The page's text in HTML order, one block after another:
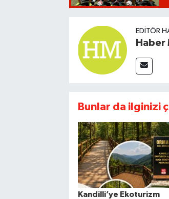
EDITÖR
Haber
Bunlar da ilginizi
Kandilli’ye Ekoturizm